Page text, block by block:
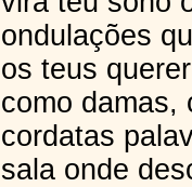
ondulações
os teus
como damas,
cordatas
sala onde